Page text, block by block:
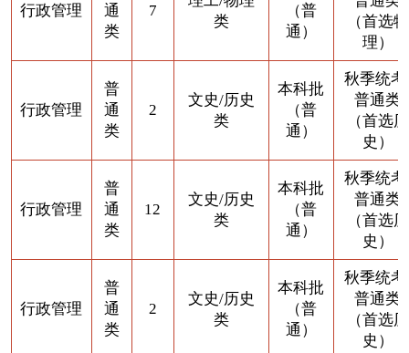
行政管理
通
类
7
类
（普
通）
（首选物
理）
行政管理
普
通
类
2
文史/历史
类
本科批
（普
通）
秋季统
普通类
（首选历
史）
行政管理
普
通
类
12
文史/历史
类
本科批
（普
通）
秋季统
普通类
（首选历
史）
行政管理
普
通
类
2
文史/历史
类
本科批
（普
通）
秋季统
普通类
（首选历
史）